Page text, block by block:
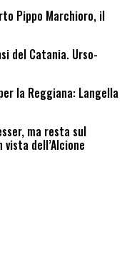
Pippo Marchioro, il
del Catania. Urso-
la Reggiana: Langella
ma resta sul
dell’Alcione